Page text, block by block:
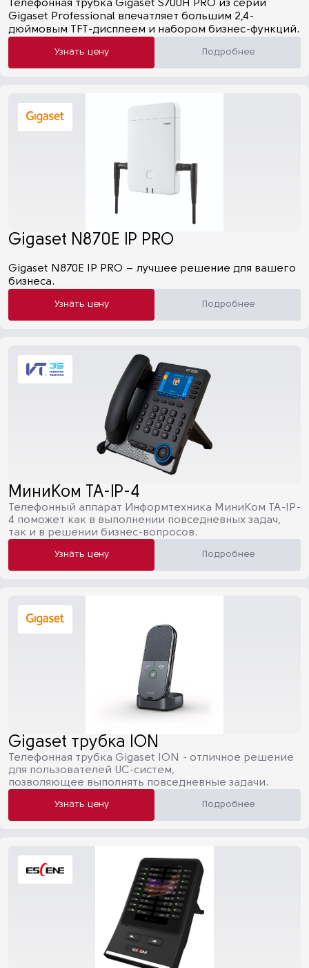
Телефонная трубка Gigaset S700H PRO из серии
Gigaset Professional впечатляет большим 2,4-
дюймовым TFT-дисплеем и набором бизнес-функций.
Узнать цену Подробнее
Gigaset N870E IP PRO
Gigaset N870E IP PRO – лучшее решение для вашего
бизнеса.
Узнать цену Подробнее
МиниКом TA-IP-4
Телефонный аппарат Информтехника МиниКом TA-IP-
4 поможет как в выполнении повседневных задач,
так и в решении бизнес-вопросов.
Узнать цену Подробнее
Gigaset трубка ION
Телефонная трубка Gigaset ION - отличное решение
для пользователей UC-систем,
позволяющее выполнять повседневные задачи.
Узнать цену Подробнее